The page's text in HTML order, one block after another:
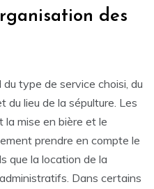
des
type de service choisi, du
du lieu de la sépulture. Les
la mise en bière et le
prendre en compte le
que la location de la
Dans certains